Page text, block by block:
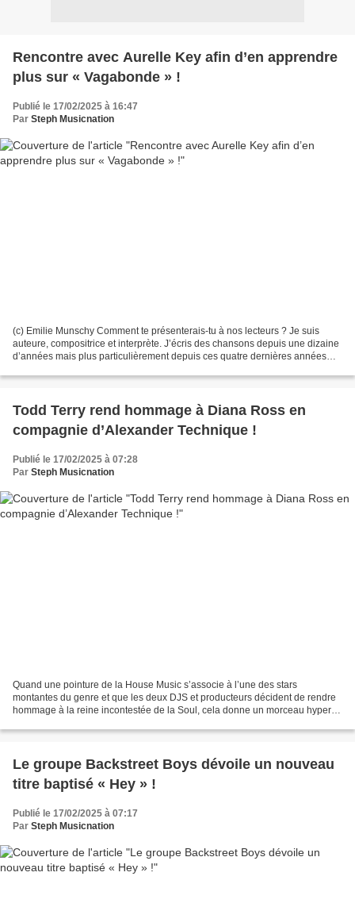
Rencontre avec Aurelle Key afin d’en apprendre
plus sur « Vagabonde » !
Publié le 17/02/2025 à 16:47
Par Steph Musicnation
(c) Emilie Munschy Comment te présenterais-tu à nos lecteurs ? Je suis
auteure, compositrice et interprète. J’écris des chansons depuis une dizaine
d’années mais plus particulièrement depuis ces quatre dernières années
Todd Terry rend hommage à Diana Ross en
compagnie d’Alexander Technique !
Publié le 17/02/2025 à 07:28
Par Steph Musicnation
Quand une pointure de la House Music s’associe à l’une des stars
montantes du genre et que les deux DJS et producteurs décident de rendre
hommage à la reine incontestée de la Soul, cela donne un morceau hyper
Le groupe Backstreet Boys dévoile un nouveau
titre baptisé « Hey » !
Publié le 17/02/2025 à 07:17
Par Steph Musicnation